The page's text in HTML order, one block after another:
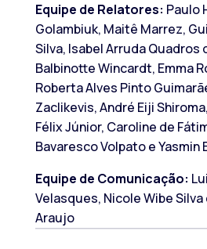
Equipe de Relatores: Paulo
Golambiuk, Maitê Marrez,
Silva, Isabel Arruda Quadros
Balbinotte Wincardt, Emma
Roberta Alves Pinto
Zaclikevis, André Eiji
Félix Júnior, Caroline de
Bavaresco Volpato e Yasmin
Equipe de Comunicação:
Velasques, Nicole Wibe
Araujo